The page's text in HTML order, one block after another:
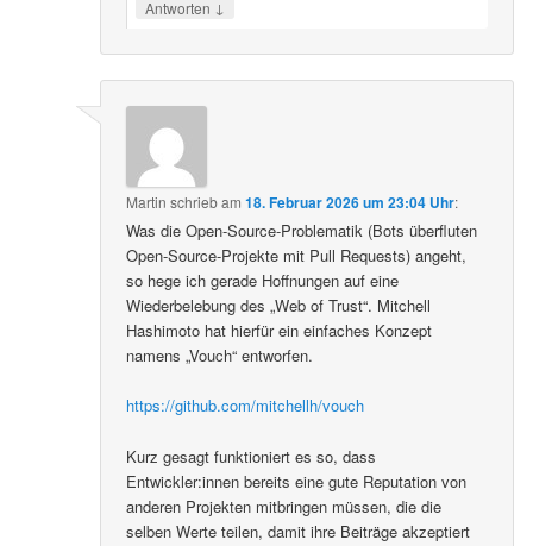
Antworten ↓
Martin schriebam18. Februar 2026 um 23:04 Uhr:
Was die Open-Source-Problematik (Bots überfluten
Open-Source-Projekte mit Pull Requests) angeht,
so hege ich gerade Hoffnungen auf eine
Wiederbelebung des „Web of Trust“. Mitchell
Hashimoto hat hierfür ein einfaches Konzept
namens „Vouch“ entworfen.
https://github.com/mitchellh/vouch
Kurz gesagt funktioniert es so, dass
Entwickler:innen bereits eine gute Reputation von
anderen Projekten mitbringen müssen, die die
selben Werte teilen, damit ihre Beiträge akzeptiert